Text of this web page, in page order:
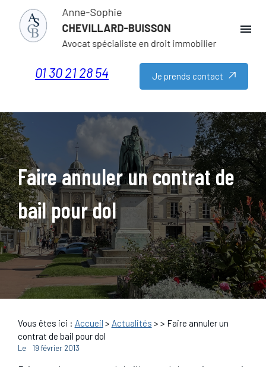
menu
01 30 21 28 54 Je prends contact
Faire annuler un contrat de
bail pour dol
Vous êtes ici : Accueil > Actualités > > Faire annuler un
contrat de bail pour dol
Le 19 février 2013
Panneau de gestion des cookies